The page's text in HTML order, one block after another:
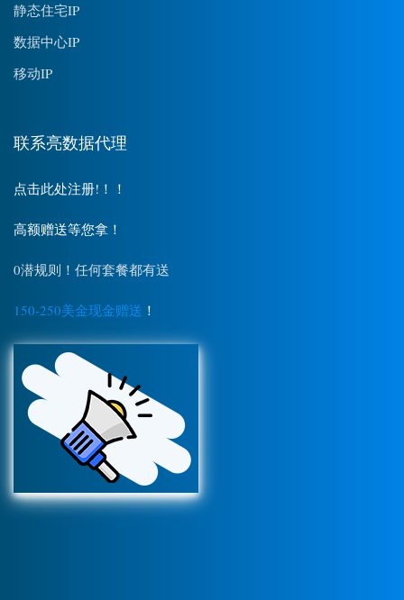
静态住宅IP
数据中心IP
移动IP
联系亮数据代理
点击此处注册!！！
高额赠送等您拿！
0潜规则！任何套餐都有送
150-250美金现金赠送 ！